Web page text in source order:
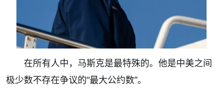
在所有人中，马斯克是最特殊的。他是中美之间
极少数不存在争议的“最大公约数”。